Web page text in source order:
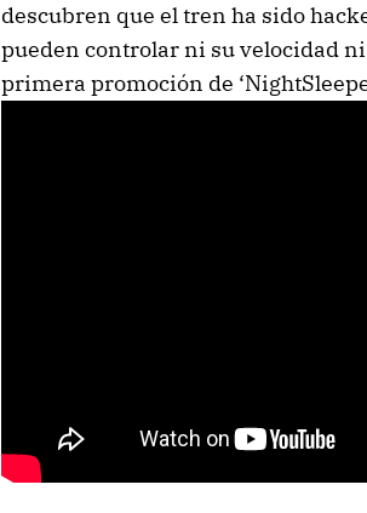
descubren que el tren ha sido
pueden controlar ni su velocidad
primera promoción de